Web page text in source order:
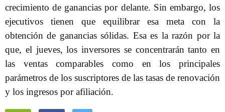
crecimiento de ganancias por delante. Sin embargo, los
ejecutivos tienen que equilibrar esa meta con la
obtención de ganancias sólidas. Esa es la razón por la
que, el jueves, los inversores se concentrarán tanto en
las ventas comparables como en los principales
parámetros de los suscriptores de las tasas de renovación
y los ingresos por afiliación.